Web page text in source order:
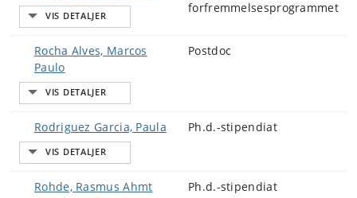
forfremmelsesprogrammet
Rocha Alves, Marcos
Paulo
Postdoc
Rodriguez Garcia, Paula Ph.d.-stipendiat
Rohde, Rasmus Ahmt Ph.d.-stipendiat